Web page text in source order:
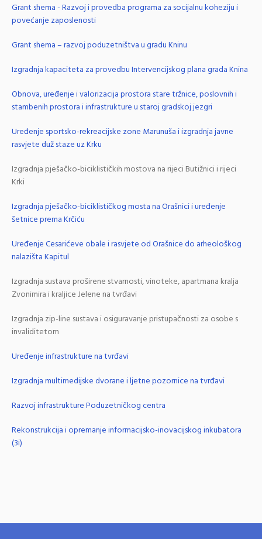
Grant shema - Razvoj i provedba programa za socijalnu koheziju i
povećanje zaposlenosti
Grant shema – razvoj poduzetništva u gradu Kninu
Izgradnja kapaciteta za provedbu Intervencijskog plana grada Knina
Obnova, uređenje i valorizacija prostora stare tržnice, poslovnih i
stambenih prostora i infrastrukture u staroj gradskoj jezgri
Uređenje sportsko-rekreacijske zone Marunuša i izgradnja javne
rasvjete duž staze uz Krku
Izgradnja pješačko-biciklističkih mostova na rijeci Butižnici i rijeci
Krki
Izgradnja pješačko-biciklističkog mosta na Orašnici i uređenje
šetnice prema Krčiću
Uređenje Cesarićeve obale i rasvjete od Orašnice do arheološkog
nalazišta Kapitul
Izgradnja sustava proširene stvarnosti, vinoteke, apartmana kralja
Zvonimira i kraljice Jelene na tvrđavi
Izgradnja zip-line sustava i osiguravanje pristupačnosti za osobe s
invaliditetom
Uređenje infrastrukture na tvrđavi
Izgradnja multimedijske dvorane i ljetne pozornice na tvrđavi
Razvoj infrastrukture Poduzetničkog centra
Rekonstrukcija i opremanje informacijsko-inovacijskog inkubatora
(3i)